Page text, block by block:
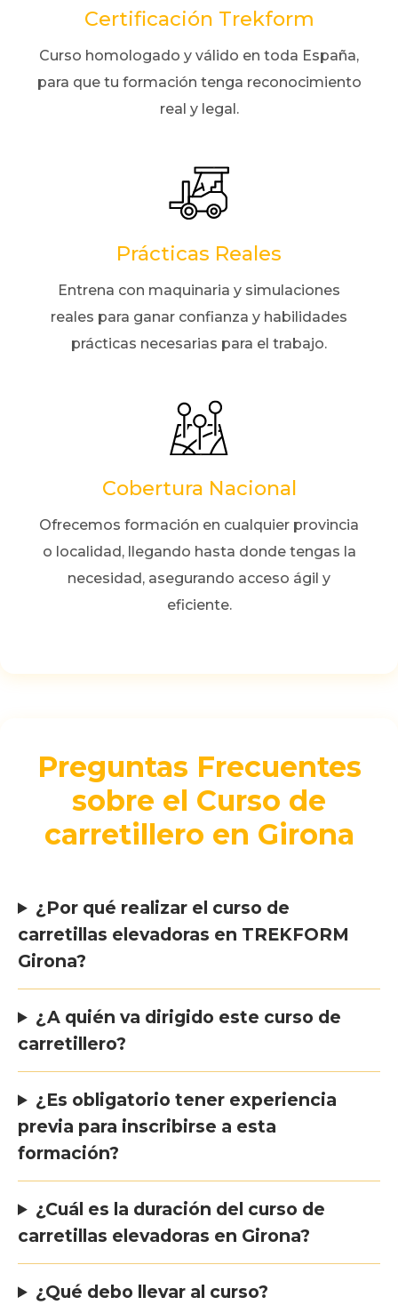
Certificación Trekform
Curso homologado y válido en toda España,
para que tu formación tenga reconocimiento
real y legal.
Prácticas Reales
Entrena con maquinaria y simulaciones
reales para ganar confianza y habilidades
prácticas necesarias para el trabajo.
Cobertura Nacional
Ofrecemos formación en cualquier provincia
o localidad, llegando hasta donde tengas la
necesidad, asegurando acceso ágil y
eficiente.
Preguntas Frecuentes
sobre el Curso de
carretillero en Girona
¿Por qué realizar el curso de
carretillas elevadoras en TREKFORM
Girona?
¿A quién va dirigido este curso de
carretillero?
¿Es obligatorio tener experiencia
previa para inscribirse a esta
formación?
¿Cuál es la duración del curso de
carretillas elevadoras en Girona?
¿Qué debo llevar al curso?